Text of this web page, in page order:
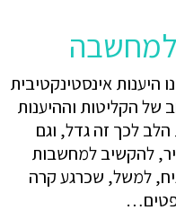
היענות אינסטינקטיבית
של הקליטות וההיענות
לכך זה גדל, וגם
להקשיב למחשבות
למשל, שכרגע קרה